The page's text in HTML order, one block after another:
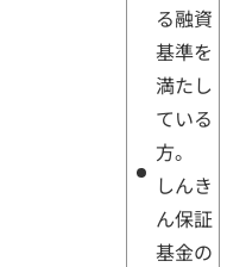
る融資
基準を
満たし
ている
方。
しんき
ん保証
基金の